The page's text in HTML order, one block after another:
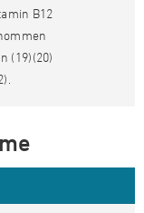
B12
(19)(20)